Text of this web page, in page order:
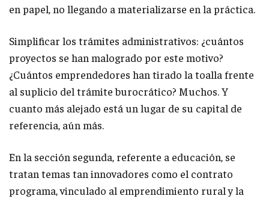
en papel, no llegando a materializarse en la práctica.
Simplificar los trámites administrativos: ¿cuántos
proyectos se han malogrado por este motivo?
¿Cuántos emprendedores han tirado la toalla frente
al suplicio del trámite burocrático? Muchos. Y
cuanto más alejado está un lugar de su capital de
referencia, aún más.
En la sección segunda, referente a educación, se
tratan temas tan innovadores como el contrato
programa, vinculado al emprendimiento rural y la